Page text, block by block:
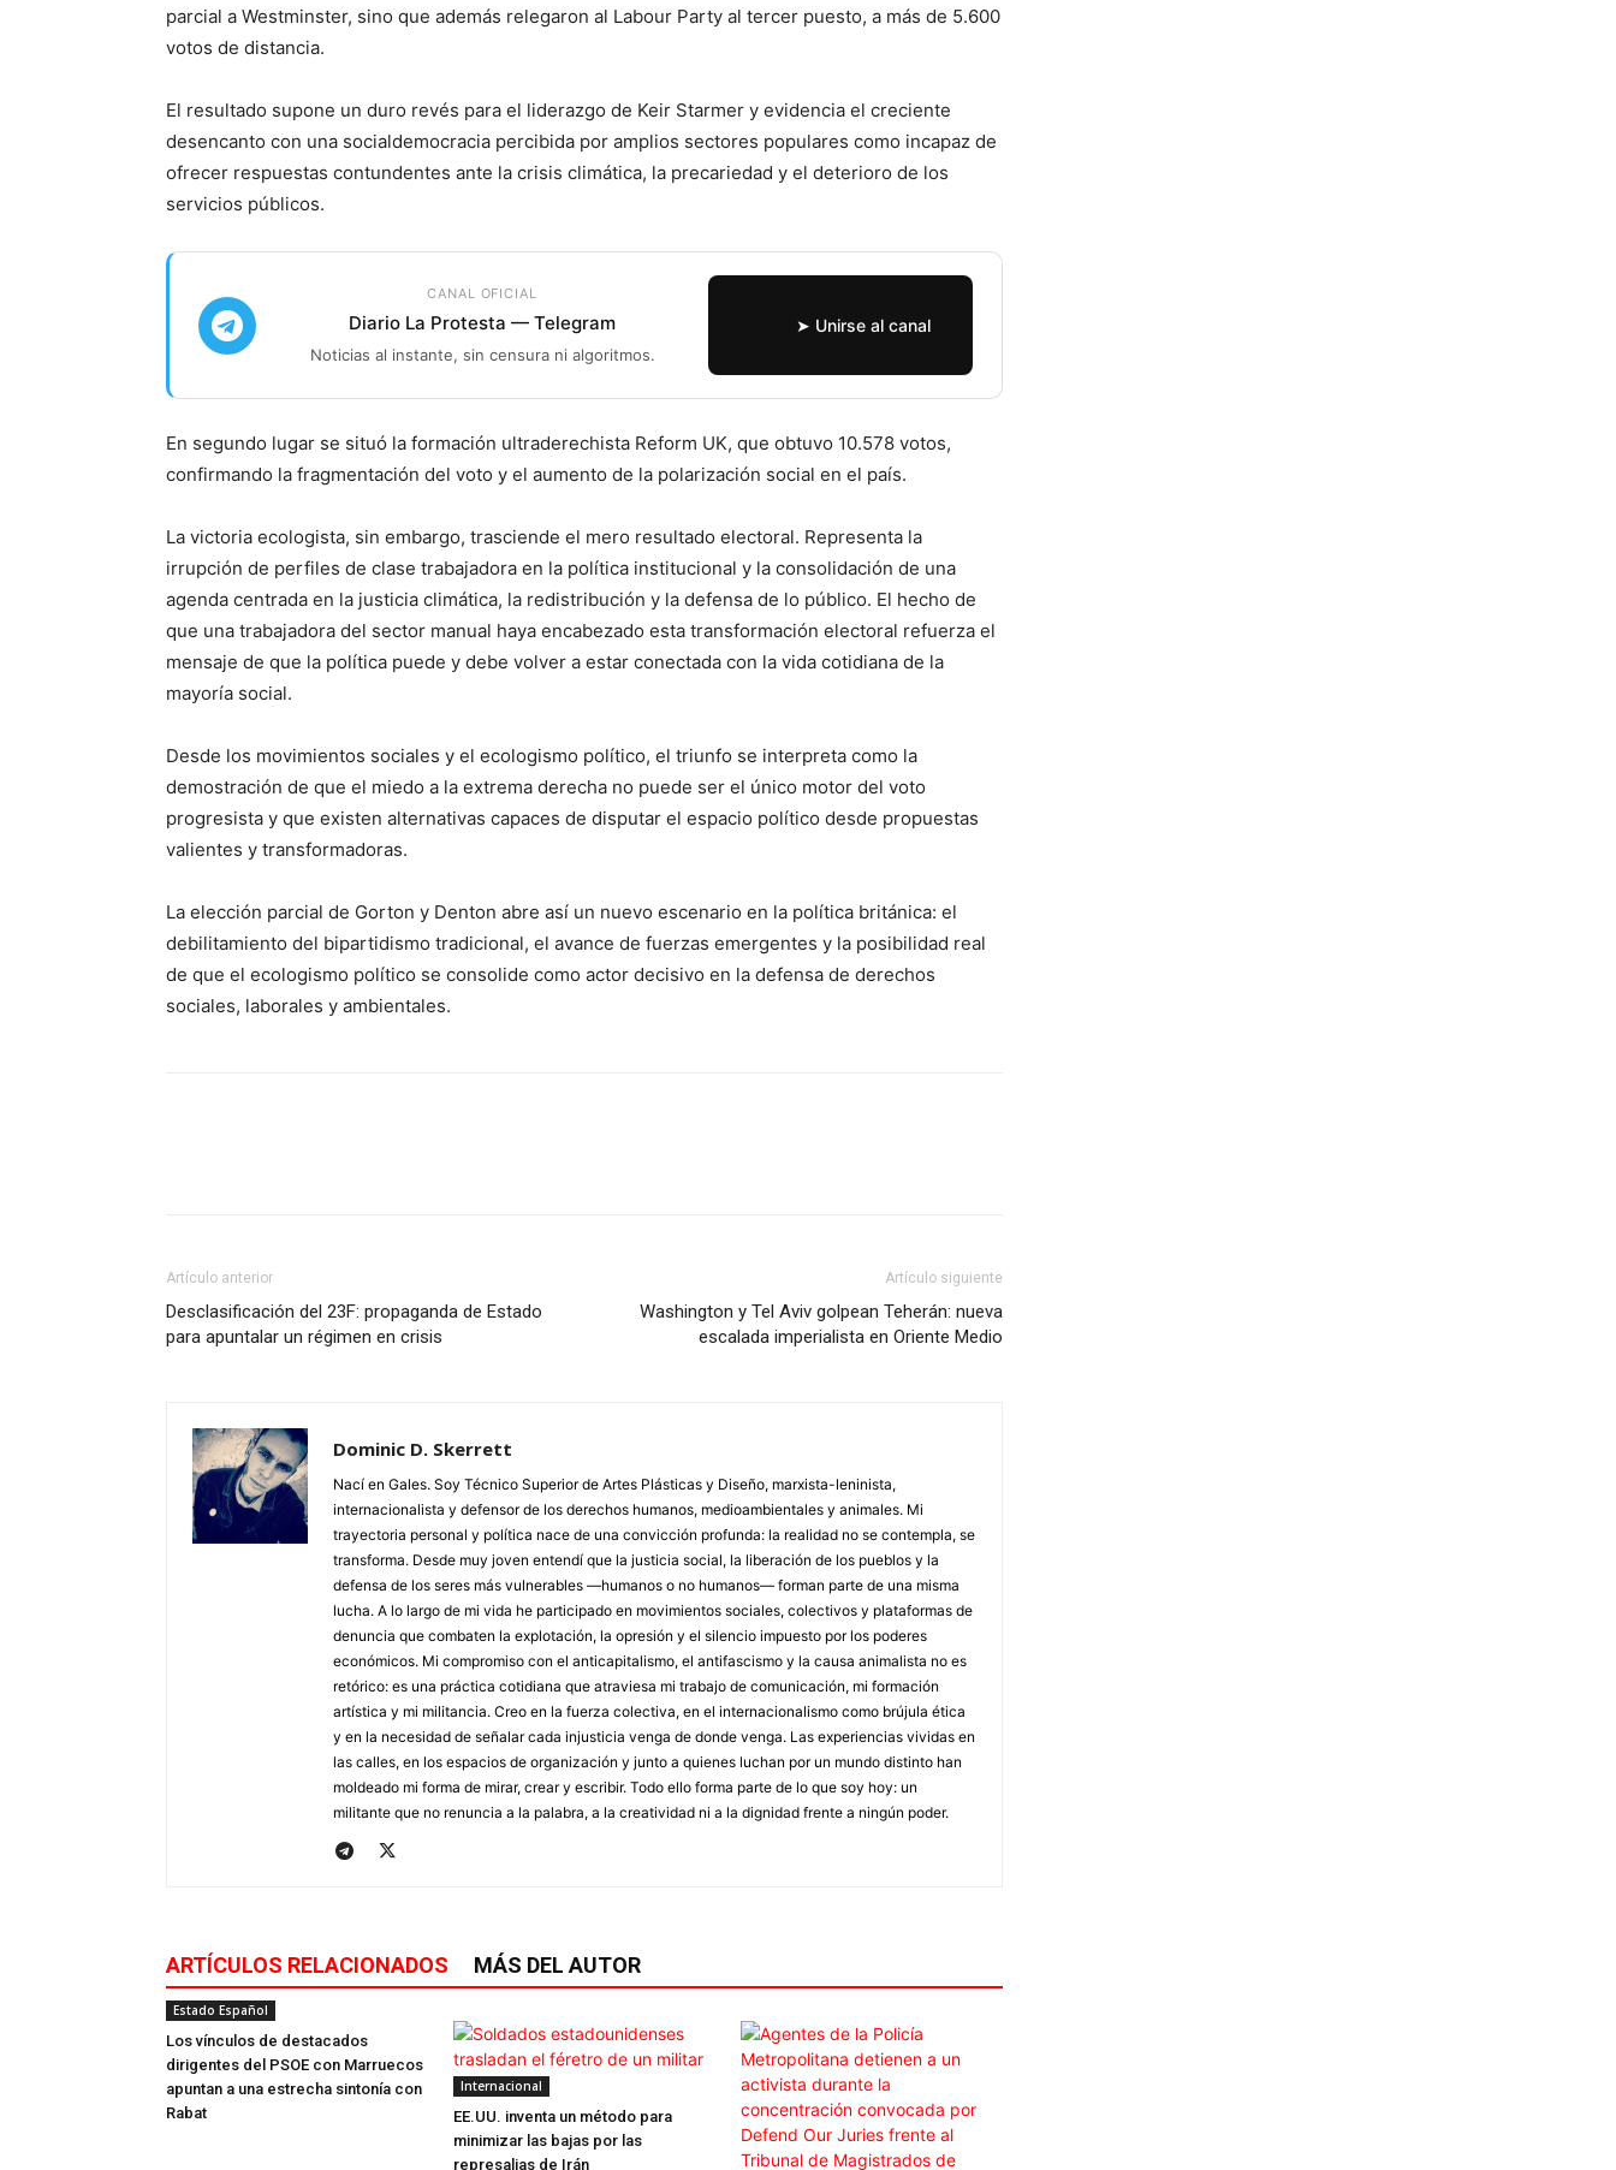
parcial a Westminster, sino que además relegaron al Labour Party al tercer puesto, a más de 5.600
votos de distancia.
El resultado supone un duro revés para el liderazgo de Keir Starmer y evidencia el creciente
desencanto con una socialdemocracia percibida por amplios sectores populares como incapaz de
ofrecer respuestas contundentes ante la crisis climática, la precariedad y el deterioro de los
servicios públicos.
CANAL OFICIAL
Diario La Protesta — Telegram
Noticias al instante, sin censura ni algoritmos.
➤ Unirse al canal
En segundo lugar se situó la formación ultraderechista Reform UK, que obtuvo 10.578 votos,
confirmando la fragmentación del voto y el aumento de la polarización social en el país.
La victoria ecologista, sin embargo, trasciende el mero resultado electoral. Representa la
irrupción de perfiles de clase trabajadora en la política institucional y la consolidación de una
agenda centrada en la justicia climática, la redistribución y la defensa de lo público. El hecho de
que una trabajadora del sector manual haya encabezado esta transformación electoral refuerza el
mensaje de que la política puede y debe volver a estar conectada con la vida cotidiana de la
mayoría social.
Desde los movimientos sociales y el ecologismo político, el triunfo se interpreta como la
demostración de que el miedo a la extrema derecha no puede ser el único motor del voto
progresista y que existen alternativas capaces de disputar el espacio político desde propuestas
valientes y transformadoras.
La elección parcial de Gorton y Denton abre así un nuevo escenario en la política británica: el
debilitamiento del bipartidismo tradicional, el avance de fuerzas emergentes y la posibilidad real
de que el ecologismo político se consolide como actor decisivo en la defensa de derechos
sociales, laborales y ambientales.
Artículo anterior
Desclasificación del 23F: propaganda de Estado
para apuntalar un régimen en crisis
Artículo siguiente
Washington y Tel Aviv golpean Teherán: nueva
escalada imperialista en Oriente Medio
Dominic D. Skerrett
Nací en Gales. Soy Técnico Superior de Artes Plásticas y Diseño, marxista-leninista,
internacionalista y defensor de los derechos humanos, medioambientales y animales. Mi
trayectoria personal y política nace de una convicción profunda: la realidad no se contempla, se
transforma. Desde muy joven entendí que la justicia social, la liberación de los pueblos y la
defensa de los seres más vulnerables —humanos o no humanos— forman parte de una misma
lucha. A lo largo de mi vida he participado en movimientos sociales, colectivos y plataformas de
denuncia que combaten la explotación, la opresión y el silencio impuesto por los poderes
económicos. Mi compromiso con el anticapitalismo, el antifascismo y la causa animalista no es
retórico: es una práctica cotidiana que atraviesa mi trabajo de comunicación, mi formación
artística y mi militancia. Creo en la fuerza colectiva, en el internacionalismo como brújula ética
y en la necesidad de señalar cada injusticia venga de donde venga. Las experiencias vividas en
las calles, en los espacios de organización y junto a quienes luchan por un mundo distinto han
moldeado mi forma de mirar, crear y escribir. Todo ello forma parte de lo que soy hoy: un
militante que no renuncia a la palabra, a la creatividad ni a la dignidad frente a ningún poder.
ARTÍCULOS RELACIONADOS MÁS DEL AUTOR
Estado Español
Los vínculos de destacados
dirigentes del PSOE con Marruecos
apuntan a una estrecha sintonía con
Rabat
Internacional
EE.UU. inventa un método para
minimizar las bajas por las
represalias de Irán